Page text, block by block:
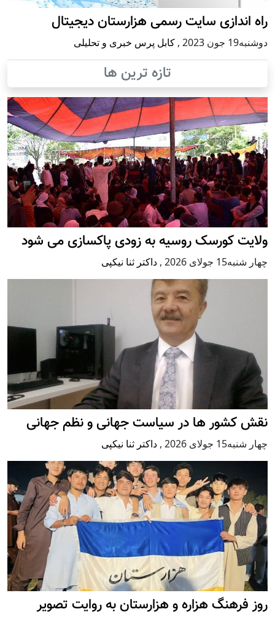
راه اندازی سایت رسمی هزارستان دیجیتال
دوشنبه19 جون 2023 , کابل پرس خبری و تحلیلی
تازه ترین ها
ولایت کورسک روسیه به زودی پاکسازی می شود
چهار شنبه15 جولای 2026 , داکتر ثنا نیکپی
نقش کشور ها در سیاست جهانی و نظم جهانی
چهار شنبه15 جولای 2026 , داکتر ثنا نیکپی
روز فرهنگ هزاره و هزارستان به روایت تصویر